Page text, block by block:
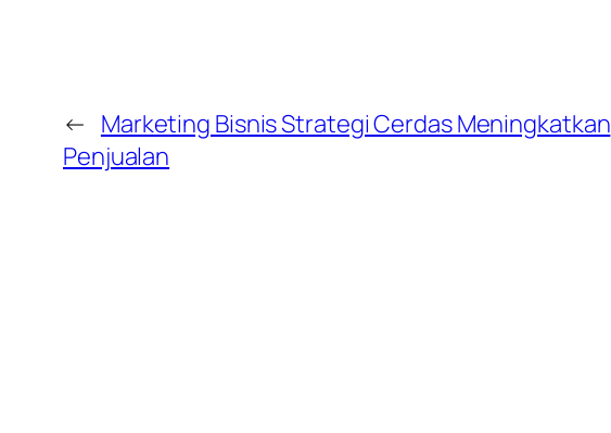
← Marketing Bisnis Strategi Cerdas Meningkatkan
Penjualan